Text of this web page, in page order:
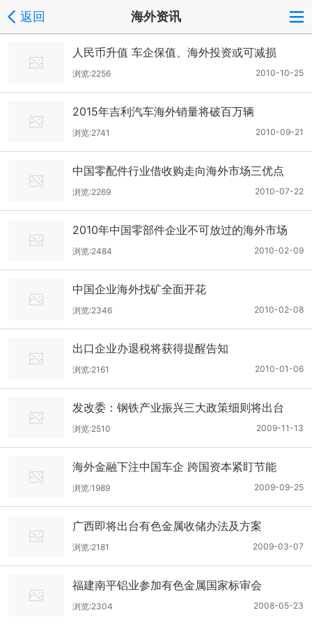
返回 海外资讯
人民币升值 车企保值、海外投资或可减损
2010-10-25
浏览:2256
2015年吉利汽车海外销量将破百万辆
2010-09-21
浏览:2741
中国零配件行业借收购走向海外市场三优点
2010-07-22
浏览:2269
2010年中国零部件企业不可放过的海外市场
2010-02-09
浏览:2484
中国企业海外找矿全面开花
2010-02-08
浏览:2346
出口企业办退税将获得提醒告知
2010-01-06
浏览:2161
发改委：钢铁产业振兴三大政策细则将出台
2009-11-13
浏览:2510
海外金融下注中国车企 跨国资本紧盯节能
2009-09-25
浏览:1989
广西即将出台有色金属收储办法及方案
2009-03-07
浏览:2181
福建南平铝业参加有色金属国家标审会
2008-05-23
浏览:2304